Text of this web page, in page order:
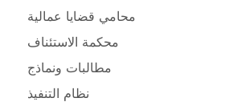
محامي قضايا عمالية
محكمة الاستئناف
مطالبات ونماذج
نظام التنفيذ